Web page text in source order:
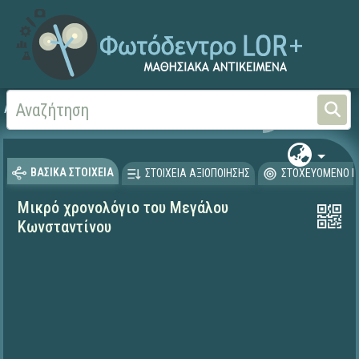
Αρχική
ΒΑΣΙΚΑ ΣΤΟΙΧΕΙΑ ΣΤΟΙΧΕΙΑ ΑΞΙΟΠΟΙΗΣΗΣ ΣΤΟΧΕΥΟΜΕΝΟ
Μικρό χρονολόγιο του Μεγάλου
Κωνσταντίνου